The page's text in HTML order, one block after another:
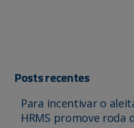
Posts recentes
Para incentivar o
HRMS promove roda